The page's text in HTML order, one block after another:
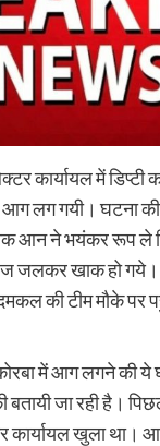
कार्यायल में
लग गयी। घटना की
तक आन ने भयंकर रूप ले
जलकर खाक हो
दमकल की टीम मौके
में आग लगने की
जा रही है।
खुला था।